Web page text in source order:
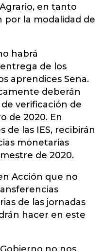
en tanto
por la modalidad de
habrá
de los
aprendices Sena.
deberán
verificación de
de 2020. En
de las IES, recibirán
monetarias
de 2020.
Acción que no
de las jornadas
hacer en este